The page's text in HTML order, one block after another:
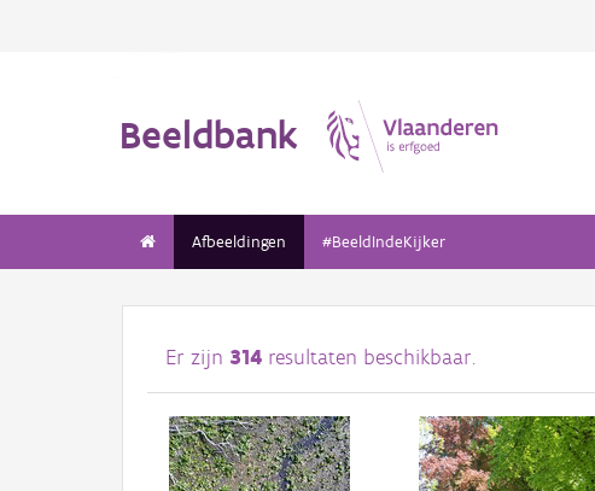
Beeldbank
Afbeeldingen #BeeldIndeKijker
Er zijn 314 resultaten beschikbaar.